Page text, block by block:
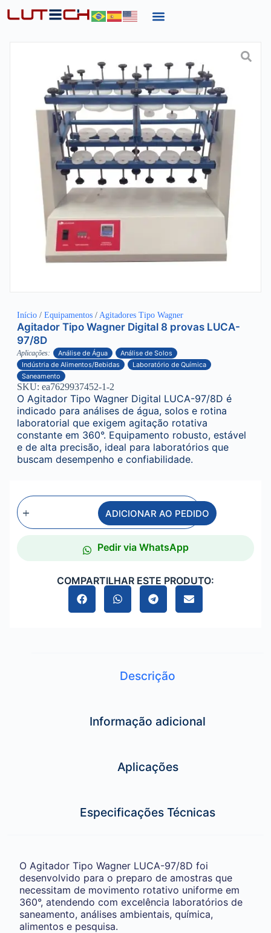
Início / Equipamentos / Agitadores Tipo Wagner
Agitador Tipo Wagner Digital 8 provas LUCA-
97/8D
Aplicações: Análise de Água
Análise de Solos
Indústria de Alimentos/Bebidas
Laboratório de Química
Saneamento
SKU: ea7629937452-1-2
O Agitador Tipo Wagner Digital LUCA-97/8D é
indicado para análises de água, solos e rotina
laboratorial que exigem agitação rotativa
constante em 360°. Equipamento robusto, estável
e de alta precisão, ideal para laboratórios que
buscam desempenho e confiabilidade.
ADICIONAR AO PEDIDO
Pedir via WhatsApp
COMPARTILHAR ESTE PRODUTO:
Descrição
Informação adicional
Aplicações
Especificações Técnicas
O Agitador Tipo Wagner LUCA-97/8D foi
desenvolvido para o preparo de amostras que
necessitam de movimento rotativo uniforme em
360°, atendendo com excelência laboratórios de
saneamento, análises ambientais, química,
alimentos e pesquisa.